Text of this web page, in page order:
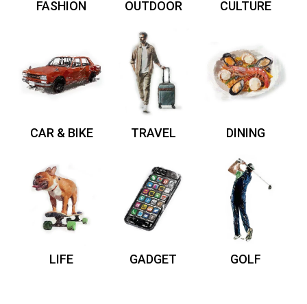
FASHION OUTDOOR CULTURE
CAR & BIKE TRAVEL DINING
LIFE GADGET GOLF